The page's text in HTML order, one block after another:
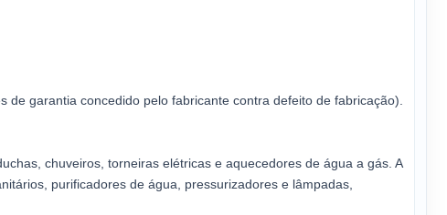
garantia concedido pelo fabricante contra defeito de fabricação).
chuveiros, torneiras elétricas e aquecedores de água a gás. A
purificadores de água, pressurizadores e lâmpadas,